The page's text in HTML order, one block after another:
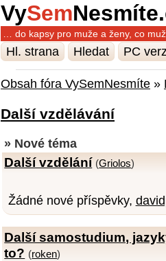
VySem
… do kapsy pro muže a ženy, co
Hl. strana Hledat PC
Obsah fóra VySemNesmíte »
Další vzdělávání
» Nové téma
Další vzdělání (Griolos)
Žádné nové příspěvky,
Další samostudium,
to? (roken)